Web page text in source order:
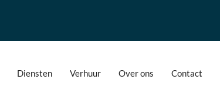
Diensten Verhuur Over ons Contact